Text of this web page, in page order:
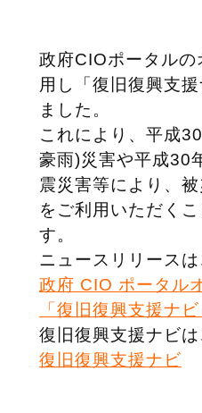
政府CIOポータルの
用し「復旧復興支
ました。
これにより、平成
豪雨)災害や平成30
震災害等により、
をご利用いただく
す。
ニュースリリースは
政府 CIO ポータル
「復旧復興支援ナ
復旧復興支援ナビは
復旧復興支援ナビ